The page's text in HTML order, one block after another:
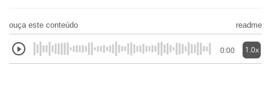
ouça este conteúdo readme
0:00 1.0x